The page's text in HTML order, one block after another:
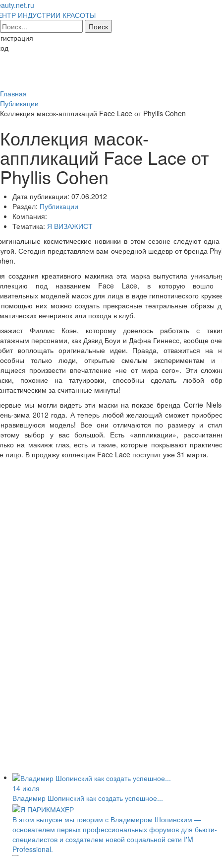
ИНДУСТРИИ КРАСОТЫ
Главная
Публикации
Коллекция масок-аппликаций Face Lace от Phyllis Cohen
Коллекция масок-
аппликаций Face Lace от
Phyllis Cohen
Дата публикации: 07.06.2012
Раздел: Публикации
Компания:
Тематика: Я ВИЗАЖИСТ
косметические новинки в этом сезоне следуют одна
Сегодня представляем вам очередной шедевр от бренда
создания креативного макияжа эта марка выпустила
под названием Face Lace, в которую вошло
моделей масок для лица в виде гипнотического
них можно создать прекрасные театральные образы
вечеринок или похода в клуб.
Филлис Коэн, которому довелось работать с
персонами, как Дэвид Боуи и Дафна Гиннесс, вообще
воплощать оригинальные идеи. Правда, отважиться на
только люди, открытые смелым экспериментам и
произвести впечатление «не от мира сего». Эти
похожие на татуировки, способны сделать любой
за считанные минуты!
мы могли видеть эти маски на показе бренда Corrie
зима 2012 года. А теперь любой желающий сможет
модель! Все они отличаются по размеру и
выбор у вас большой. Есть «аппликации»,
на макияж глаз, есть и такие, которые покрывают
лицо. В продажу коллекция Face Lace поступит уже 31 марта.
14 июля
Владимир Шопинский как создать успешное...
В этом выпуске мы говорим с Владимиром Шопинским —
основателем первых профессиональных форумов для бьюти-
специалистов и создателем новой социальной сети I'M
Professional.